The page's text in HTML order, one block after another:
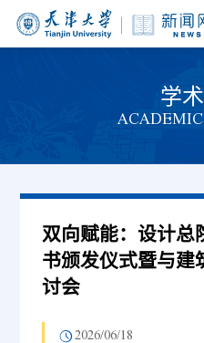
学
双向赋能：设计总
书颁发仪式暨与建
讨会
2026/06/18